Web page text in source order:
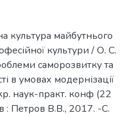
культура майбутнього
культури / О. С.
саморозвитку та
в умовах модернізації
наук-практ. конф (22
: Петров В.В., 2017. -С.